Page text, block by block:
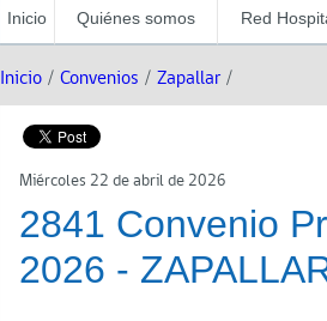
Inicio Quiénes somos Red
Inicio / Convenios / Zapallar /
Miércoles 22 de abril de 2026
2841 Convenio
2026 -